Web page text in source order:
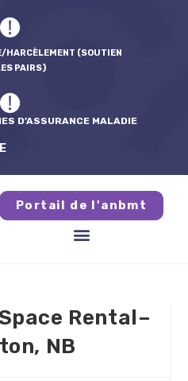
HARCÈLEMENT (SOUTIEN
PAIRS)
D’ASSURANCE MALADIE
Portail de l'anbmt
Rental–
NB